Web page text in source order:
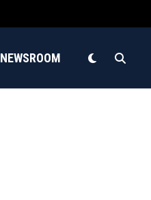
NEWSROOM